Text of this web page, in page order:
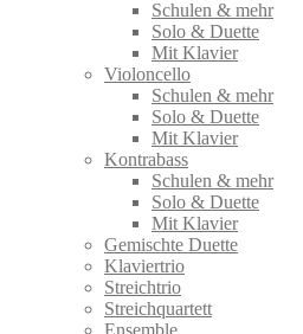
Schulen & mehr
Solo & Duette
Mit Klavier
Violoncello
Schulen & mehr
Solo & Duette
Mit Klavier
Kontrabass
Schulen & mehr
Solo & Duette
Mit Klavier
Gemischte Duette
Klaviertrio
Streichtrio
Streichquartett
Ensemble